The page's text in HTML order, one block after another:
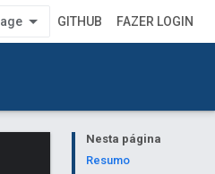
GITHUB FAZER LOGIN
Nesta página
Resumo